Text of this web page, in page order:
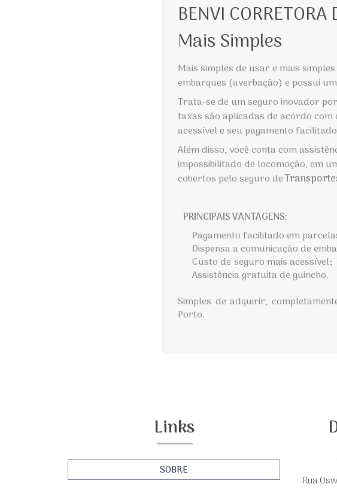
BENVI
Mais Simples
Mais simples de usar e mais
embarques (averbação) e possui
Trata-se de um seguro inovador
taxas são aplicadas de acordo
acessível e seu pagamento
Além disso, você conta com
impossibilitado de locomoção, em
cobertos pelo seguro de
PRINCIPAIS VANTAGENS:
Pagamento facilitado em
Dispensa a comunicação de
Custo de seguro mais acessível;
Assistência gratuita de guincho.
Simples de adquirir,
Porto.
Links
SOBRE
Rua